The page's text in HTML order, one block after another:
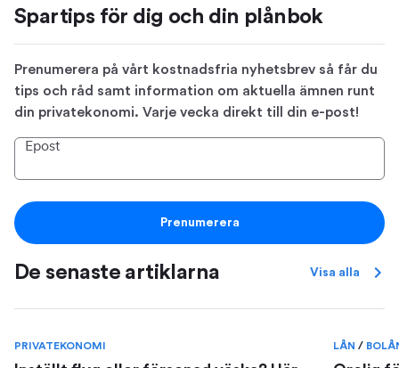
Spartips för dig och din plånbok
Prenumerera på vårt kostnadsfria nyhetsbrev så får du
tips och råd samt information om aktuella ämnen runt
din privatekonomi. Varje vecka direkt till din e-post!
Epost
Prenumerera
De senaste artiklarna Visa alla
PRIVATEKONOMI LÅN/